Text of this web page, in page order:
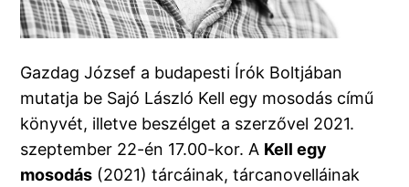
Gazdag József a budapesti Írók Boltjában
mutatja be Sajó László Kell egy mosodás című
könyvét, illetve beszélget a szerzővel 2021.
szeptember 22-én 17.00-kor. A Kell egy
mosodás (2021) tárcáinak, tárcanovelláinak